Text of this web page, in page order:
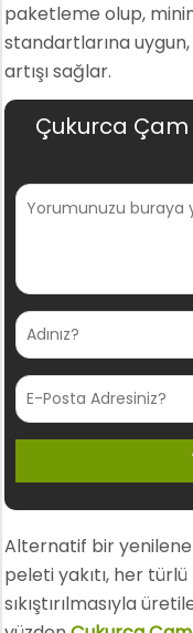
paketleme olup,
standartlarına
artışı sağlar.
Çukurca Çam
Alternatif bir
peleti yakıtı, her türlü
sıkıştırılmasıyla